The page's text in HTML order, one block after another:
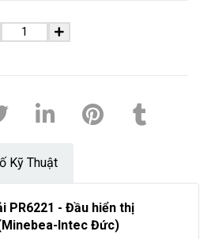
Kỹ Thuật
PR6221 - Đầu hiển thị
Intec Đức)